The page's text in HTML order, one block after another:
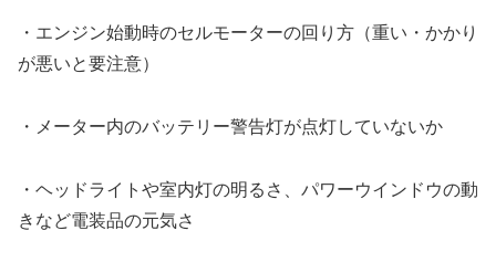
・エンジン始動時のセルモーターの回り方（重い・かかり
が悪いと要注意）
・メーター内のバッテリー警告灯が点灯していないか
・ヘッドライトや室内灯の明るさ、パワーウインドウの動
きなど電装品の元気さ